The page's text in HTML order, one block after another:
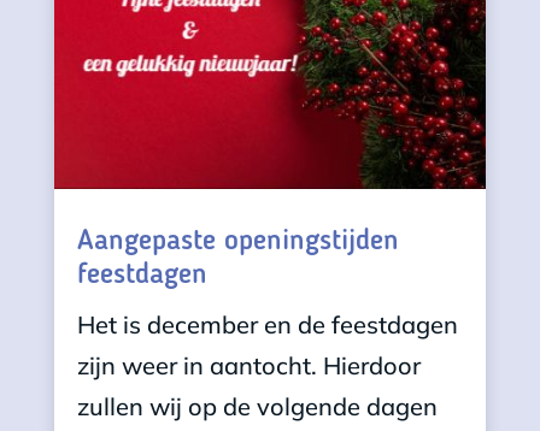
Aangepaste openingstijden
feestdagen
Het is december en de feestdagen
zijn weer in aantocht. Hierdoor
zullen wij op de volgende dagen